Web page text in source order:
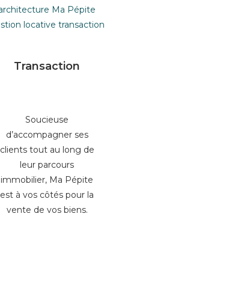
Transaction
Soucieuse
d’accompagner ses
clients tout au long de
leur parcours
immobilier, Ma Pépite
est à vos côtés pour la
vente de vos biens.